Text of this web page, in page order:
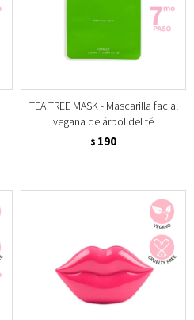
TEA TREE MASK - Mascarilla facial
vegana de árbol del té
$ 190